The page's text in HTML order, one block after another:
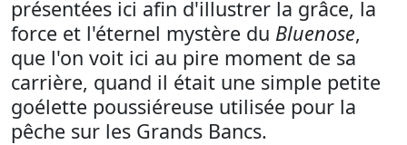
présentées ici afin d'illustrer la grâce, la
force et l'éternel mystère du Bluenose,
que l'on voit ici au pire moment de sa
carrière, quand il était une simple petite
goélette poussiéreuse utilisée pour la
pêche sur les Grands Bancs.